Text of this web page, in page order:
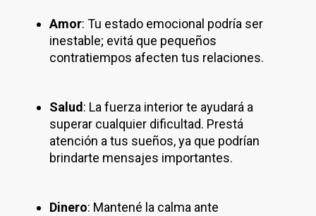
Amor: Tu estado emocional podría ser
inestable; evitá que pequeños
contratiempos afecten tus relaciones.
Salud : La fuerza interior te ayudará a
superar cualquier dificultad. Prestá
atención a tus sueños, ya que podrían
brindarte mensajes importantes.
Dinero: Mantené la calma ante